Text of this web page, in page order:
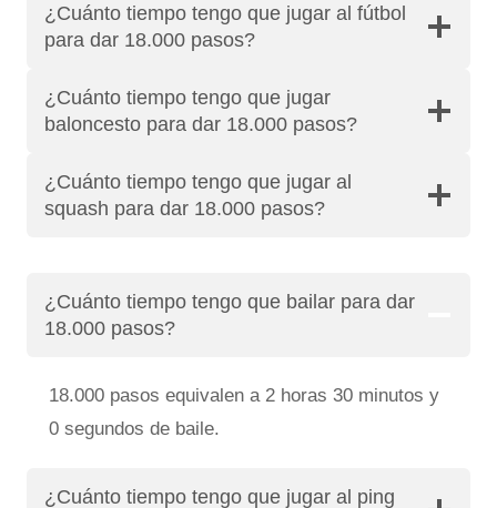
¿Cuánto tiempo tengo que jugar al fútbol
para dar 18.000 pasos?
¿Cuánto tiempo tengo que jugar
baloncesto para dar 18.000 pasos?
¿Cuánto tiempo tengo que jugar al
squash para dar 18.000 pasos?
¿Cuánto tiempo tengo que bailar para dar
18.000 pasos?
18.000 pasos equivalen a 2 horas 30 minutos y
0 segundos de baile.
¿Cuánto tiempo tengo que jugar al ping